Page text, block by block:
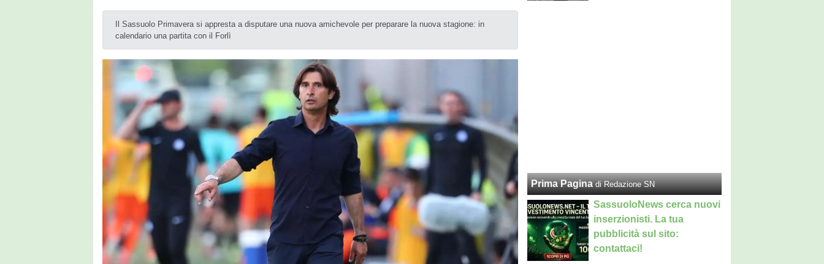
Il Sassuolo Primavera si appresta a disputare una nuova amichevole per preparare la nuova stagione: in
calendario una partita con il Forlì
Prima Pagina di Redazione SN
SassuoloNews cerca nuovi
inserzionisti. La tua
pubblicità sul sito:
contattaci!